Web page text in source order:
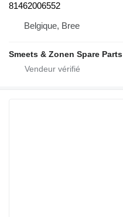
81462006552
Belgique, Bree
Smeets & Zonen Spare Parts